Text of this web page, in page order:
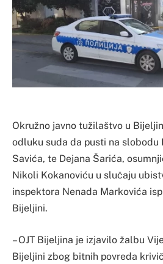
Okružno javno tužilaštvo u
odluku suda da pusti na slobodu
Savića, te Dejana Šarića,
Nikoli Kokanoviću u slučaju
inspektora Nenada Markovića
Bijeljini.
– OJT Bijeljina je izjavilo žalbu
Bijeljini zbog bitnih povreda